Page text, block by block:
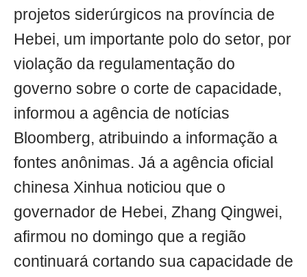
projetos siderúrgicos na província de
Hebei, um importante polo do setor, por
violação da regulamentação do
governo sobre o corte de capacidade,
informou a agência de notícias
Bloomberg, atribuindo a informação a
fontes anônimas. Já a agência oficial
chinesa Xinhua noticiou que o
governador de Hebei, Zhang Qingwei,
afirmou no domingo que a região
continuará cortando sua capacidade de